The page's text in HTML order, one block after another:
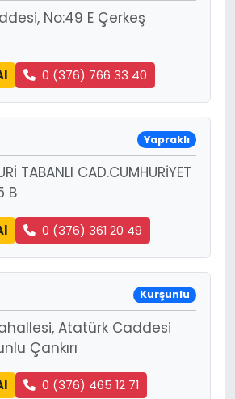
No:49 E Çerkeş
0 (376) 766 33 40
Yapraklı
TABANLI CAD.CUMHURİYET
B
0 (376) 361 20 49
Kurşunlu
Atatürk Caddesi
Çankırı
0 (376) 465 12 71